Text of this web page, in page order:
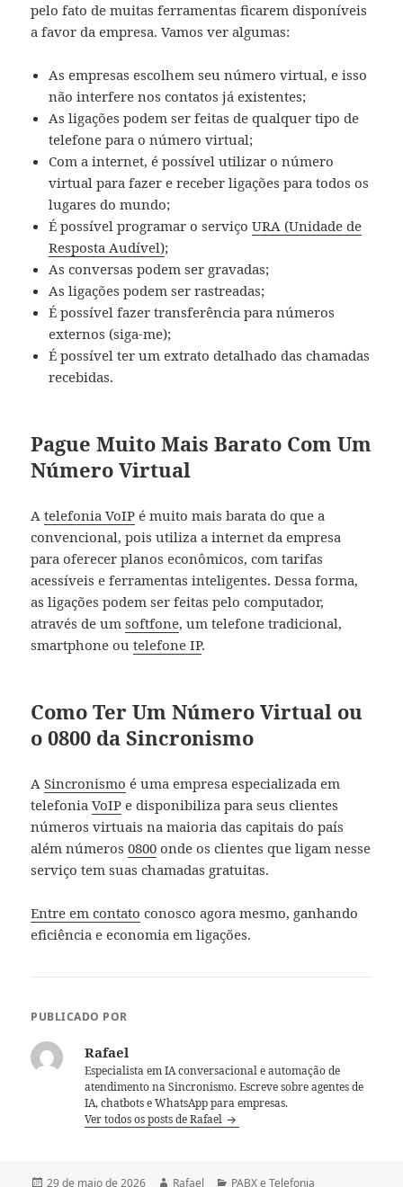
pelo fato de muitas ferramentas ficarem disponíveis
a favor da empresa. Vamos ver algumas:
As empresas escolhem seu número virtual, e isso
não interfere nos contatos já existentes;
As ligações podem ser feitas de qualquer tipo de
telefone para o número virtual;
Com a internet, é possível utilizar o número
virtual para fazer e receber ligações para todos os
lugares do mundo;
É possível programar o serviçoURA (Unidade de
Resposta Audível);
As conversas podem ser gravadas;
As ligações podem ser rastreadas;
É possível fazer transferência para números
externos (siga-me);
É possível ter um extrato detalhado das chamadas
recebidas.
Pague Muito Mais Barato Com Um
Número Virtual
Atelefonia VoIP é muito mais barata do que a
convencional, pois utiliza a internet da empresa
para oferecer planos econômicos, com tarifas
acessíveis e ferramentas inteligentes. Dessa forma,
as ligações podem ser feitas pelo computador,
através de umsoftfone, um telefone tradicional,
smartphone outelefone IP.
Como Ter Um Número Virtual ou
o 0800 da Sincronismo
ASincronismo é uma empresa especializada em
telefoniaVoIP e disponibiliza para seus clientes
números virtuais na maioria das capitais do país
além números0800 onde os clientes que ligam nesse
serviço tem suas chamadas gratuitas.
Entre em contato conosco agora mesmo, ganhando
eficiência e economia em ligações.
PUBLICADO POR
Rafael
Especialista em IA conversacional e automação de
atendimento na Sincronismo. Escreve sobre agentes de
IA, chatbots e WhatsApp para empresas.
Ver todos os posts de Rafael
Publicado
29 de maio de 2026 Autor
Rafael Categorias
PABX e Telefonia